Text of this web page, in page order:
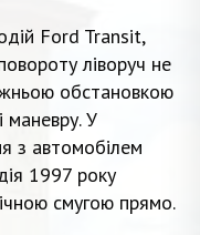
Ford Transit,
ліворуч не
обстановкою
маневру. У
з автомобілем
1997 року
смугою прямо.